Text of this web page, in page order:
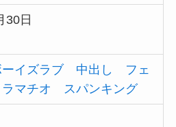
30日
ーイズラブ 中出し
フェ
ラマチオ スパンキング